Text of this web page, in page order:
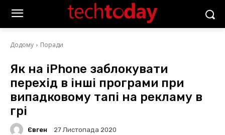
Додому Поради
Як на iPhone заблокувати
перехід в інші програми при
випадковому тапі на рекламу в
грі
Євген 27 Листопада 2020